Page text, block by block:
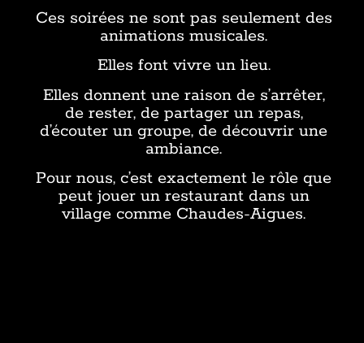
Ces soirées ne sont pas seulement des
animations musicales.
Elles font vivre un lieu.
Elles donnent une raison de s’arrêter,
de rester, de partager un repas,
d’écouter un groupe, de découvrir une
ambiance.
Pour nous, c’est exactement le rôle que
peut jouer un restaurant dans un
village comme Chaudes-Aigues.